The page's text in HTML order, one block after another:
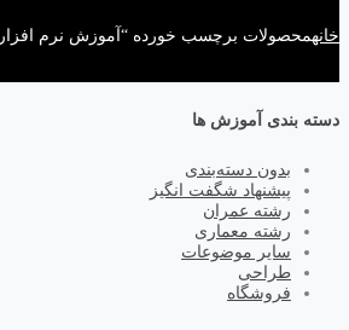
خانهمحصولات برچسب خورده “آموزش نرم افزار FRAMECAD”
دسته بندی آموزش ها
بدون دسته‌بندی
پیشنهاد شگفت انگیز
رشته عمران
رشته معماری
سایر موضوعات
طراحی
فروشگاه